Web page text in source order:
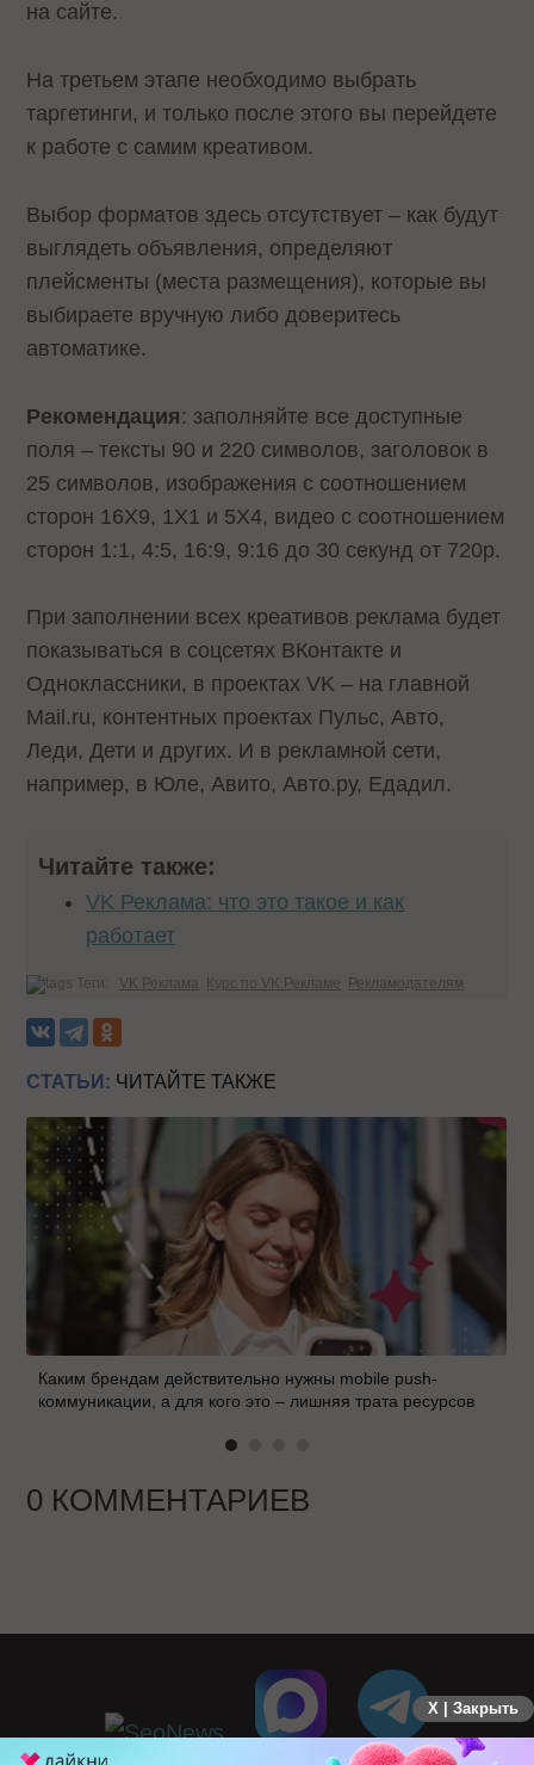
на сайте.
На третьем этапе необходимо выбрать
таргетинги, и только после этого вы перейдете
к работе с самим креативом.
Выбор форматов здесь отсутствует – как будут
выглядеть объявления, определяют
плейсменты (места размещения), которые вы
выбираете вручную либо доверитесь
автоматике.
Рекомендация : заполняйте все доступные
поля – тексты 90 и 220 символов, заголовок в
25 символов, изображения с соотношением
сторон 16Х9, 1Х1 и 5Х4, видео с соотношением
сторон 1:1, 4:5, 16:9, 9:16 до 30 секунд от 720p.
При заполнении всех креативов реклама будет
показываться в соцсетях ВКонтакте и
Одноклассники, в проектах VK – на главной
Mail.ru, контентных проектах Пульс, Авто,
Леди, Дети и других. И в рекламной сети,
например, в Юле, Авито, Авто.ру, Едадил.
Читайте также:
VK Реклама: что это такое и как
работает
Теги: VK Реклама Курс по VK Рекламе Рекламодателям
СТАТЬИ: ЧИТАЙТЕ ТАКЖЕ
Каким брендам действительно нужны mobile push-
коммуникации, а для кого это – лишняя трата ресурсов
0 КОММЕНТАРИЕВ
X | Закрыть